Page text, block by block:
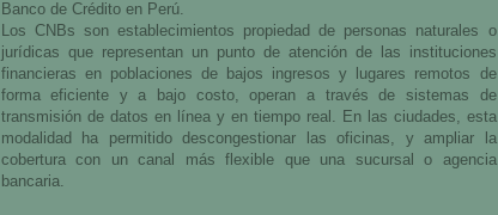
Banco de Crédito en Perú.
Los CNBs son establecimientos propiedad de personas naturales o
jurídicas que representan un punto de atención de las instituciones
financieras en poblaciones de bajos ingresos y lugares remotos de
forma eficiente y a bajo costo, operan a través de sistemas de
transmisión de datos en línea y en tiempo real. En las ciudades, esta
modalidad ha permitido descongestionar las oficinas, y ampliar la
cobertura con un canal más flexible que una sucursal o agencia
bancaria.